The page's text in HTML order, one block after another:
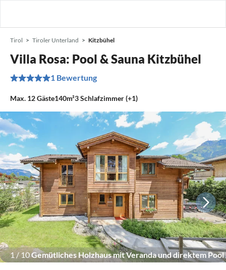
Tirol Tiroler Unterland Kitzbühel
Villa Rosa: Pool & Sauna Kitzbühel
1 Bewertung
Max. 12Gäste140m²3Schlafzimmer (+1)
1/10Gemütliches Holzhaus mit Veranda und direktem Pool